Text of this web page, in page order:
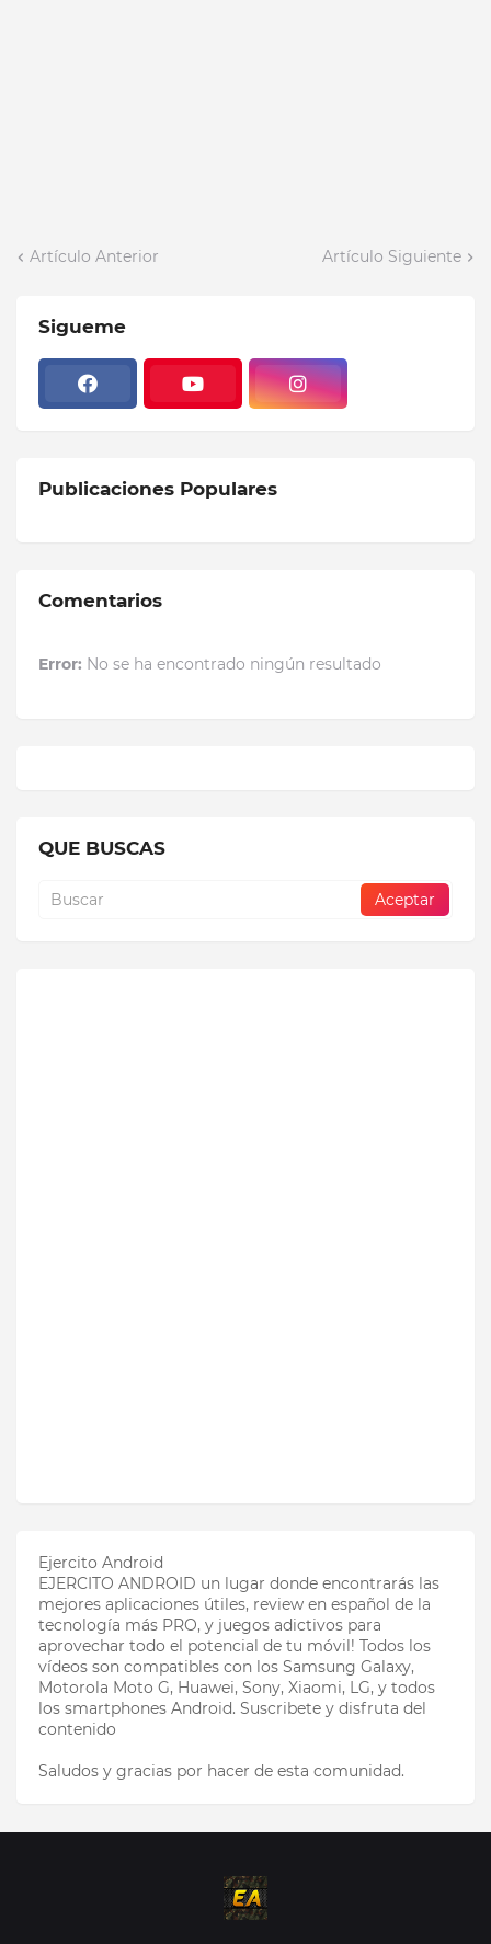
Artículo Anterior Artículo Siguiente
Sigueme
Publicaciones Populares
Comentarios
Error: No se ha encontrado ningún resultado
QUE BUSCAS
Ejercito Android
EJERCITO ANDROID un lugar donde encontrarás las
mejores aplicaciones útiles, review en español de la
tecnología más PRO, y juegos adictivos para
aprovechar todo el potencial de tu móvil! Todos los
vídeos son compatibles con los Samsung Galaxy,
Motorola Moto G, Huawei, Sony, Xiaomi, LG, y todos
los smartphones Android. Suscribete y disfruta del
contenido
Saludos y gracias por hacer de esta comunidad.